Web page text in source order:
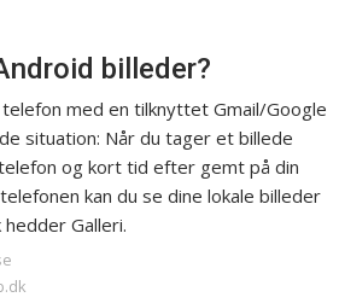
billeder?
med en tilknyttet Gmail/Google
situation: Når du tager et billede
og kort tid efter gemt på din
kan du se dine lokale billeder
Galleri.